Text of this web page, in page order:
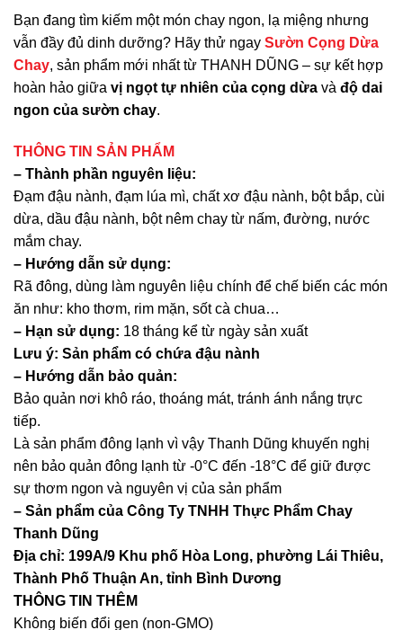
Bạn đang tìm kiếm một món chay ngon, lạ miệng nhưng
vẫn đầy đủ dinh dưỡng? Hãy thử ngay Sườn Cọng Dừa
Chay, sản phẩm mới nhất từ THANH DŨNG – sự kết hợp
hoàn hảo giữa vị ngọt tự nhiên của cọng dừa và độ dai
ngon của sườn chay.
THÔNG TIN SẢN PHẨM
– Thành phần nguyên liệu:
Đạm đậu nành, đạm lúa mì, chất xơ đậu nành, bột bắp, cùi
dừa, dầu đậu nành, bột nêm chay từ nấm, đường, nước
mắm chay.
– Hướng dẫn sử dụng:
Rã đông, dùng làm nguyên liệu chính để chế biến các món
ăn như: kho thơm, rim mặn, sốt cà chua…
– Hạn sử dụng: 18 tháng kể từ ngày sản xuất
Lưu ý: Sản phẩm có chứa đậu nành
– Hướng dẫn bảo quản:
Bảo quản nơi khô ráo, thoáng mát, tránh ánh nắng trực
tiếp.
Là sản phẩm đông lạnh vì vậy Thanh Dũng khuyến nghị
nên bảo quản đông lạnh từ -0°C đến -18°C để giữ được
sự thơm ngon và nguyên vị của sản phẩm
– Sản phẩm của Công Ty TNHH Thực Phẩm Chay
Thanh Dũng
Địa chỉ: 199A/9 Khu phố Hòa Long, phường Lái Thiêu,
Thành Phố Thuận An, tỉnh Bình Dương
THÔNG TIN THÊM
Không biến đổi gen (non-GMO)